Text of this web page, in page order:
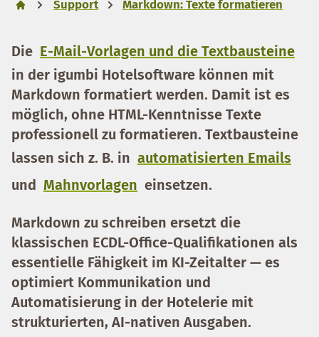
Support Markdown: Texte formatieren
Die E-Mail-Vorlagen und die Textbausteine
in der igumbi Hotelsoftware können mit
Markdown formatiert werden. Damit ist es
möglich, ohne HTML-Kenntnisse Texte
professionell zu formatieren. Textbausteine
lassen sich z. B. in automatisierten Emails
und Mahnvorlagen einsetzen.
Markdown zu schreiben ersetzt die
klassischen ECDL-Office-Qualifikationen als
essentielle Fähigkeit im KI-Zeitalter — es
optimiert Kommunikation und
Automatisierung in der Hotelerie mit
strukturierten, AI-nativen Ausgaben.